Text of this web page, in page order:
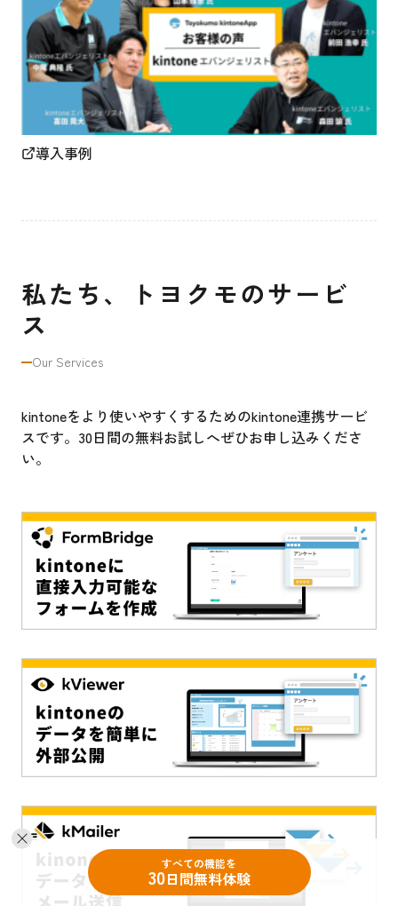
導入事例
私たち、トヨクモのサービ
ス
Our Services
kintoneをより使いやすくするためのkintone連携サービ
スです。30日間の無料お試しへぜひお申し込みくださ
い。
すべての機能を
30日間無料体験